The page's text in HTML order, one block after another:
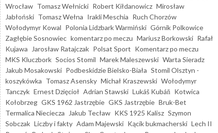
Wrocław Tomasz Wełnicki Robert Kiłdanowicz Mirosław
Jabłoński Tomasz Wełna Irakli Meschia Ruch Chorzów
Wołodymyr Kowal Polonia Lidzbark Warmiński Górnik Polkowice
Zagłębie Sosnowiec komentarz po meczu Mariusz Borkowski Rafał
Kujawa
Jarosław Ratajczak Polsat Sport Komentarz po meczu
MKS Kluczbork Socios Stomil Marek Maleszewski Warta Sieradz
Jakub Mosakowski Podbeskidzie Bielsko-Biała Stomil Olsztyn -
koszykówka Tomasz Asensky Michał Kraszewski Wołodymyr
Tanczyk Ernest Dzięcioł Adrian Stawski Lukáš Kubáň Kotwica
Kołobrzeg GKS 1962 Jastrzębie GKS Jastrzębie Bruk-Bet
Termalica Nieciecza
Jakub Tecław KKS 1925 Kalisz Szymon
Sobczak Liczby i fakty Adam Majewski Kącik bukmacherski Lech II